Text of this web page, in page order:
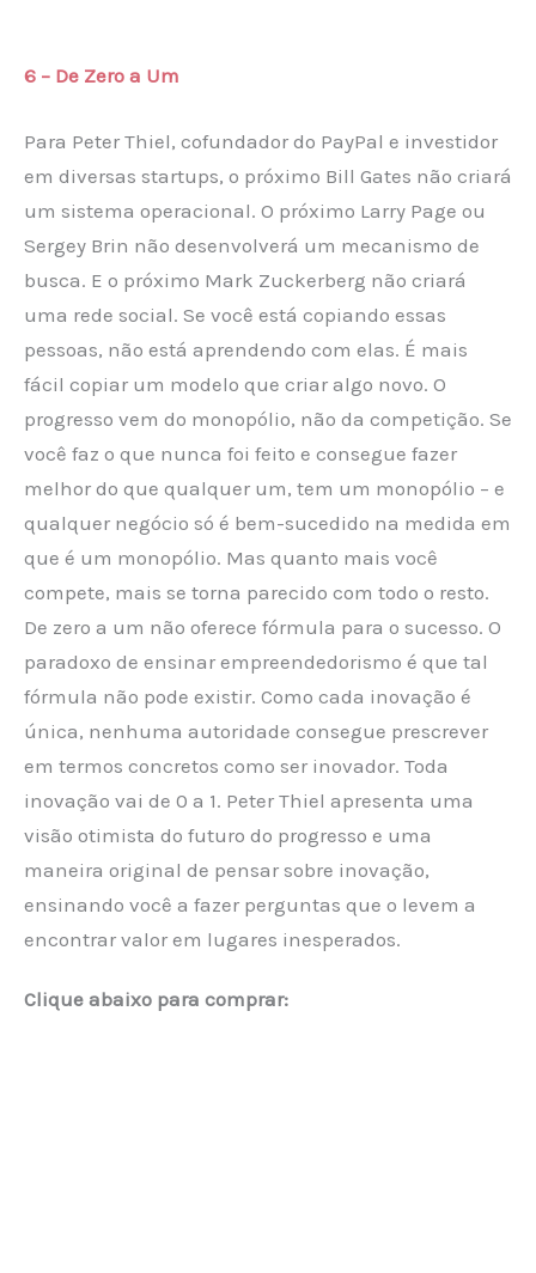
6 – De Zero a Um
Para Peter Thiel, cofundador do PayPal e investidor
em diversas startups, o próximo Bill Gates não criará
um sistema operacional. O próximo Larry Page ou
Sergey Brin não desenvolverá um mecanismo de
busca. E o próximo Mark Zuckerberg não criará
uma rede social. Se você está copiando essas
pessoas, não está aprendendo com elas. É mais
fácil copiar um modelo que criar algo novo. O
progresso vem do monopólio, não da competição. Se
você faz o que nunca foi feito e consegue fazer
melhor do que qualquer um, tem um monopólio – e
qualquer negócio só é bem-sucedido na medida em
que é um monopólio. Mas quanto mais você
compete, mais se torna parecido com todo o resto.
De zero a um não oferece fórmula para o sucesso. O
paradoxo de ensinar empreendedorismo é que tal
fórmula não pode existir. Como cada inovação é
única, nenhuma autoridade consegue prescrever
em termos concretos como ser inovador. Toda
inovação vai de 0 a 1. Peter Thiel apresenta uma
visão otimista do futuro do progresso e uma
maneira original de pensar sobre inovação,
ensinando você a fazer perguntas que o levem a
encontrar valor em lugares inesperados.
Clique abaixo para comprar: